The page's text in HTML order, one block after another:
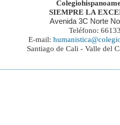
SIEMPRE LA
Avenida 3C Norte
Teléfono:
E-mail:
Santiago de Cali - Valle del